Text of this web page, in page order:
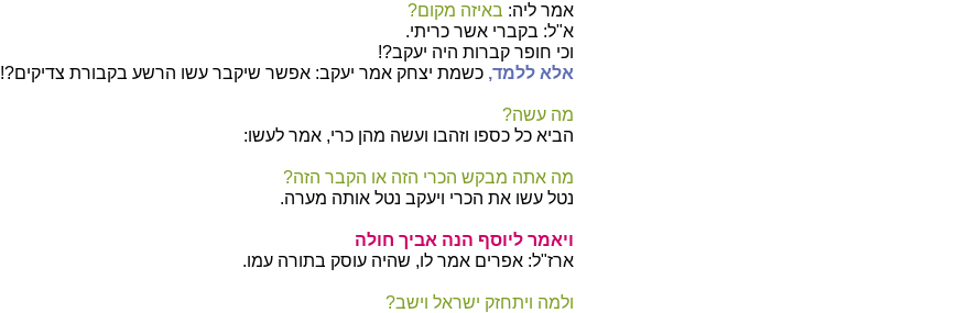
אמר ליה: באיזה מקום?
א"ל: בקברי אשר כריתי.
וכי חופר קברות היה יעקב?!
אלא ללמד, כשמת יצחק אמר יעקב: אפשר שיקבר עשו הרשע בקבורת צדיקים?!
מה עשה?
הביא כל כספו וזהבו ועשה מהן כרי, אמר לעשו:
מה אתה מבקש הכרי הזה או הקבר הזה?
נטל עשו את הכרי ויעקב נטל אותה מערה.
ויאמר ליוסף הנה אביך חולה
ארז"ל: אפרים אמר לו, שהיה עוסק בתורה עמו.
ולמה ויתחזק ישראל וישב?